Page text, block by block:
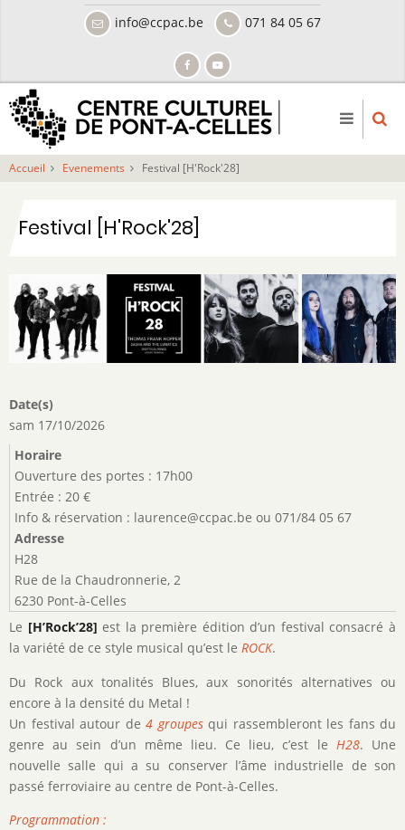
info@ccpac.be 071 84 05 67
Accueil Evenements Festival [H'Rock'28]
Festival [H'Rock'28]
Date(s)
sam 17/10/2026
Horaire
Ouverture des portes : 17h00
Entrée : 20 €
Info & réservation : laurence@ccpac.be ou 071/84 05 67
Adresse
H28
Rue de la Chaudronnerie, 2
6230 Pont-à-Celles
Le [H’Rock’28] est la première édition d’un festival consacré à
la variété de ce style musical qu’est le ROCK.
Du Rock aux tonalités Blues, aux sonorités alternatives ou
encore à la densité du Metal !
Un festival autour de 4 groupesqui rassembleront les fans du
genre au sein d’un même lieu. Ce lieu, c’est le H28. Une
nouvelle salle qui a su conserver l’âme industrielle de son
passé ferroviaire au centre de Pont-à-Celles.
Programmation :